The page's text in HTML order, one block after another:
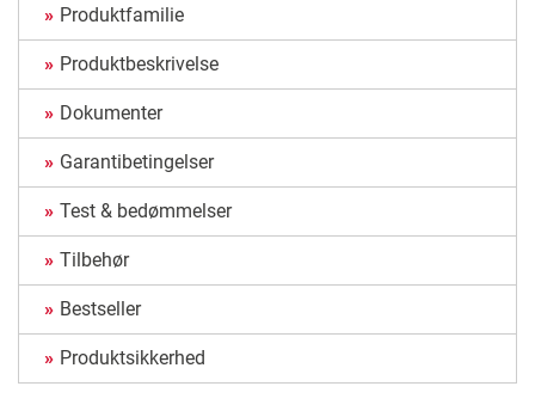
Produktfamilie
Produktbeskrivelse
Dokumenter
Garantibetingelser
Test & bedømmelser
Tilbehør
Bestseller
Produktsikkerhed